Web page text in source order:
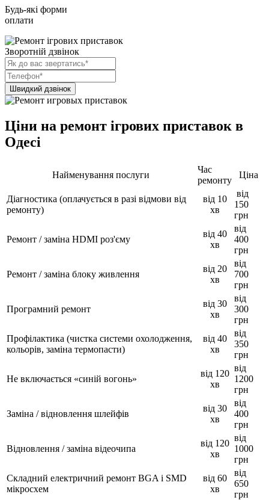
Будь-які форми
оплати
Зворотній дзвінок
Ціни на ремонт ігрових приставок в
Одесі
Найменування послуги
Час
ремонту
Ціна
Діагностика (оплачується в разі відмови від
ремонту)
від 10
хв
від
150
грн
Ремонт / заміна HDMI роз'єму
від 40
хв
від
400
грн
Ремонт / заміна блоку живлення
від 20
хв
від
700
грн
Програмний ремонт
від 30
хв
від
300
грн
Профілактика (чистка системи охолодження,
кольорів, заміна термопасти)
від 40
хв
від
350
грн
Не включається «синій вогонь»
від 120
хв
від
1200
грн
Заміна / відновлення шлейфів
від 30
хв
від
400
грн
Відновлення / заміна відеочипа
від 120
хв
від
1000
грн
Складний електричний ремонт BGA і SMD
мікросхем
від 60
хв
від
650
грн